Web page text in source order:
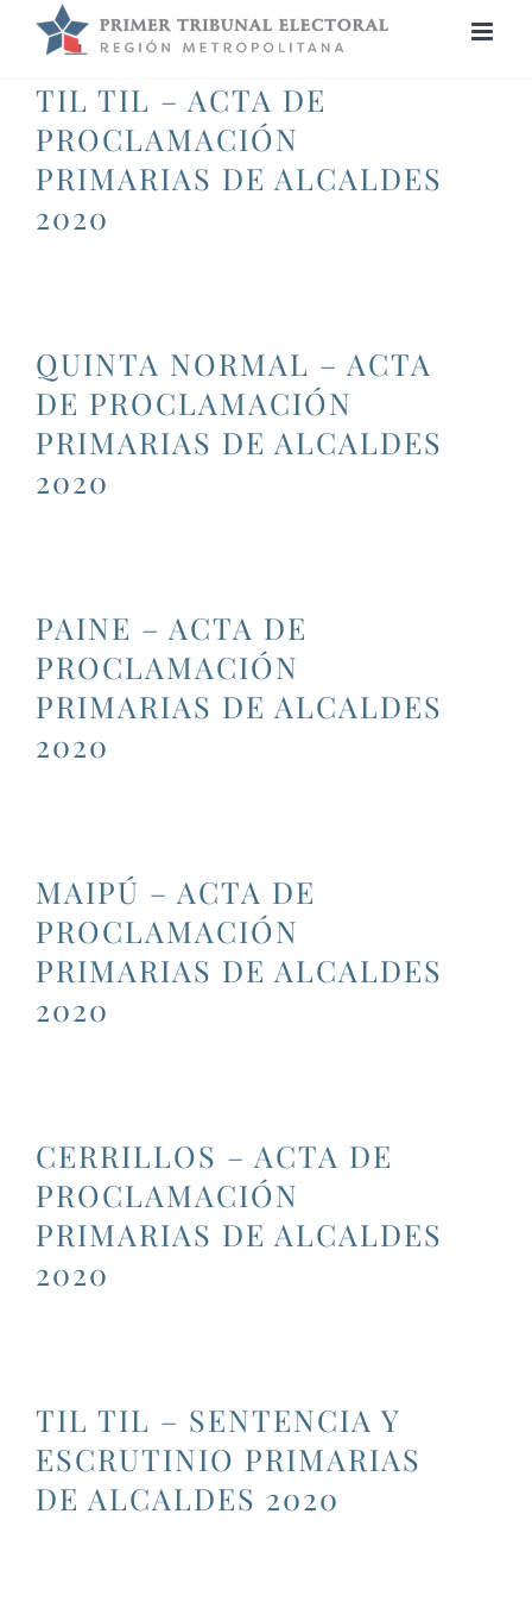
TIL TIL – ACTA DE
PROCLAMACIÓN
PRIMARIAS DE ALCALDES
2020
QUINTA NORMAL – ACTA
DE PROCLAMACIÓN
PRIMARIAS DE ALCALDES
2020
PAINE – ACTA DE
PROCLAMACIÓN
PRIMARIAS DE ALCALDES
2020
MAIPÚ – ACTA DE
PROCLAMACIÓN
PRIMARIAS DE ALCALDES
2020
CERRILLOS – ACTA DE
PROCLAMACIÓN
PRIMARIAS DE ALCALDES
2020
TIL TIL – SENTENCIA Y
ESCRUTINIO PRIMARIAS
DE ALCALDES 2020